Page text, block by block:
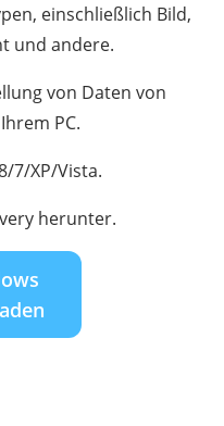
einschließlich Bild,
und andere.
von Daten von
PC.
7/XP/Vista.
herunter.